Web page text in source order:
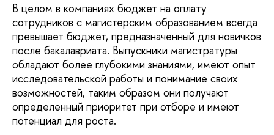
В целом в компаниях бюджет на оплату
сотрудников с магистерским образованием всегда
превышает бюджет, предназначенный для новичков
после бакалавриата. Выпускники магистратуры
обладают более глубокими знаниями, имеют опыт
исследовательской работы и понимание своих
возможностей, таким образом они получают
определенный приоритет при отборе и имеют
потенциал для роста.